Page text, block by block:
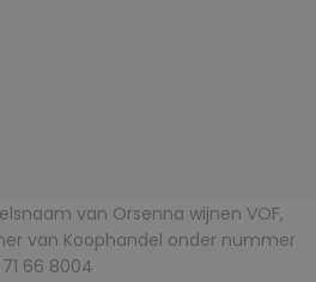
van Orsenna wijnen VOF,
van Koophandel onder nummer
71 66 8004